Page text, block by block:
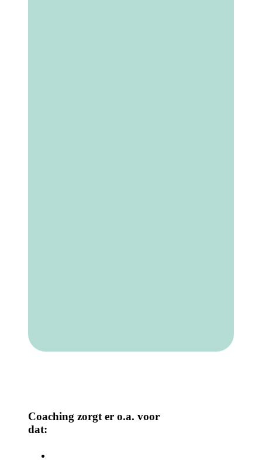
Coaching zorgt er o.a. voor
dat: